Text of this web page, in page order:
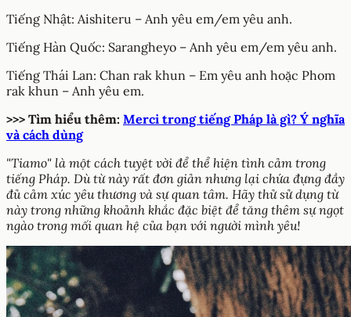
Tiếng Nhật: Aishiteru – Anh yêu em/em yêu anh.
Tiếng Hàn Quốc: Sarangheyo – Anh yêu em/em yêu anh.
Tiếng Thái Lan: Chan rak khun – Em yêu anh hoặc Phom
rak khun – Anh yêu em.
>>> Tìm hiểu thêm: Merci trong tiếng Pháp là gì? Ý nghĩa
và cách dùng
"Tiamo" là một cách tuyệt vời để thể hiện tình cảm trong
tiếng Pháp. Dù từ này rất đơn giản nhưng lại chứa đựng đầy
đủ cảm xúc yêu thương và sự quan tâm. Hãy thử sử dụng từ
này trong những khoảnh khắc đặc biệt để tăng thêm sự ngọt
ngào trong mối quan hệ của bạn với người mình yêu!